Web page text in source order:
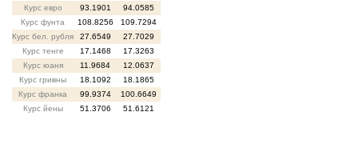
Курс евро
93.1901
94.0585
Курс фунта
108.8256
109.7294
Курс бел. рубля
27.6549
27.7029
Курс тенге
17.1468
17.3263
Курс юаня
11.9684
12.0637
Курс гривны
18.1092
18.1865
Курс франка
99.9374
100.6649
Курс йены
51.3706 51.6121